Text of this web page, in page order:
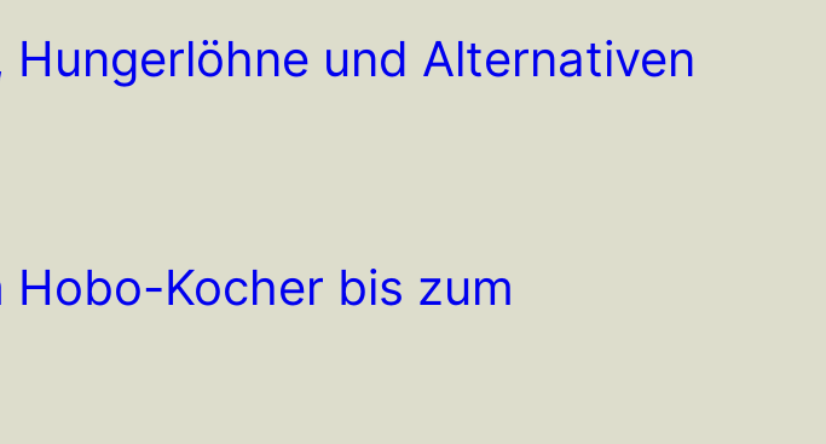
und Alternativen
Kocher bis zum